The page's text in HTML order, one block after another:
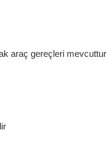
araç gereçleri mevcuttur